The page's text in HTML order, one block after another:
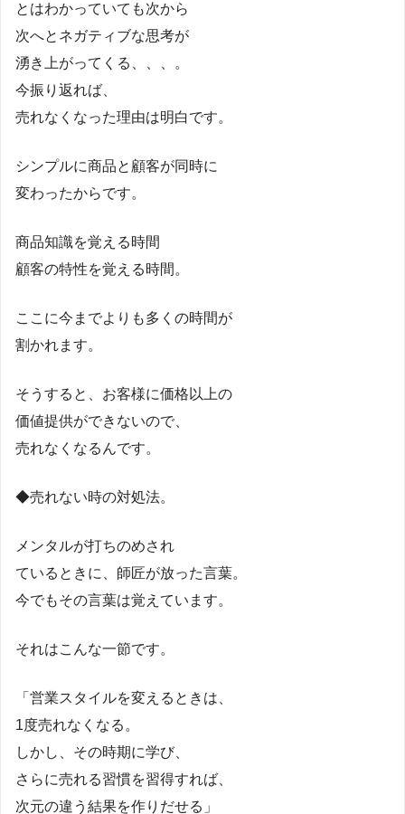
とはわかっていても次から
次へとネガティブな思考が
湧き上がってくる、、、。
今振り返れば、
売れなくなった理由は明白です。
シンプルに商品と顧客が同時に
変わったからです。
商品知識を覚える時間
顧客の特性を覚える時間。
ここに今までよりも多くの時間が
割かれます。
そうすると、お客様に価格以上の
価値提供ができないので、
売れなくなるんです。
◆売れない時の対処法。
メンタルが打ちのめされ
ているときに、師匠が放った言葉。
今でもその言葉は覚えています。
それはこんな一節です。
「営業スタイルを変えるときは、
1度売れなくなる。
しかし、その時期に学び、
さらに売れる習慣を習得すれば、
次元の違う結果を作りだせる」